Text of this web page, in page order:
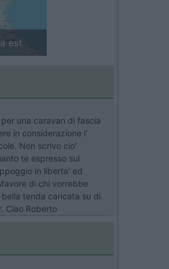
il piccolo sentiero
una caravan di fascia
in considerazione l'
Non scrivo cio'
te espresso sul
in liberta' ed
di chi vorrebbe
tenda caricata su di
Ciao Roberto